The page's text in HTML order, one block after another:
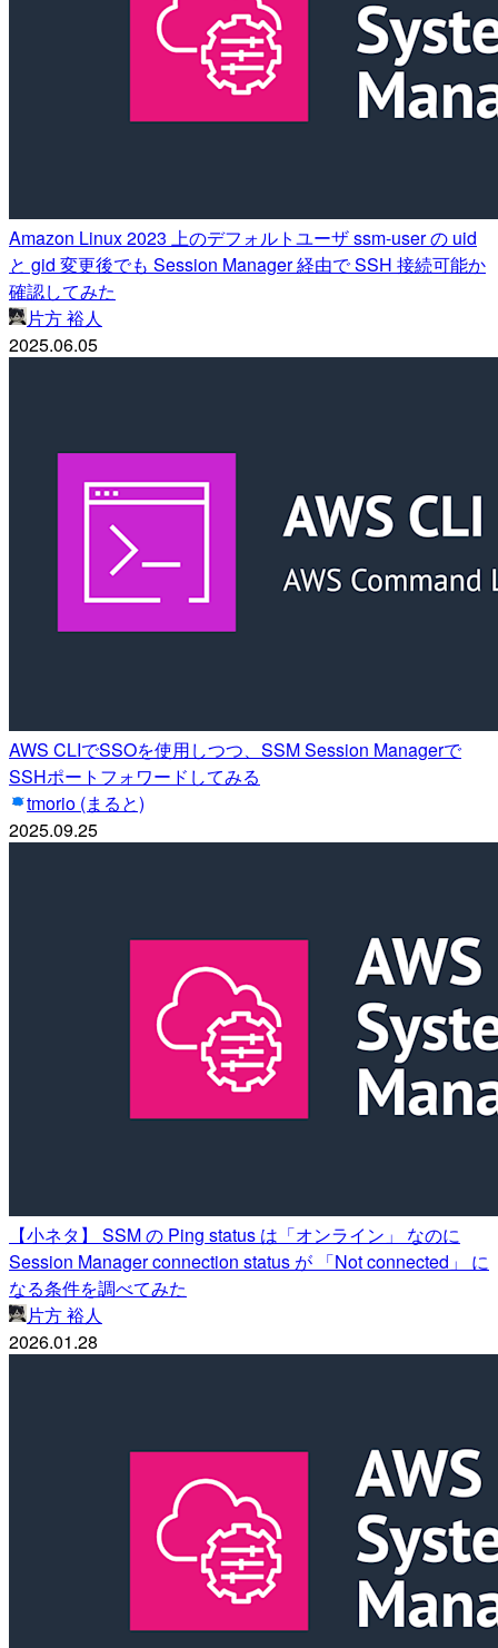
Amazon Linux 2023 上のデフォルトユーザ ssm-user の uid
と gid 変更後でも Session Manager 経由で SSH 接続可能か
確認してみた
片方 裕人
2025.06.05
AWS CLIでSSOを使用しつつ、SSM Session Managerで
SSHポートフォワードしてみる
tmorio (まると)
2025.09.25
【小ネタ】 SSM の Ping status は「オンライン」 なのに
Session Manager connection status が 「Not connected」 に
なる条件を調べてみた
片方 裕人
2026.01.28